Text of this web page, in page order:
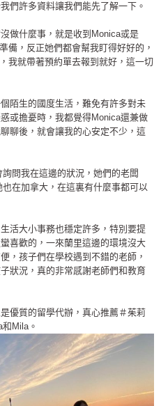
們許多資料讓我們能先了解一下。
做什麼事，就是收到Monica或是
備，反正她們都會幫我盯得好好的，
我就帶著預約單去報到就好，這一切
陌生的國度生活，難免有許多對未
或擔憂時，我都覺得Monica還兼做
聊後，就會讓我的心安定不少，這
問我在這邊的狀況，她們的老闆
在加拿大，在這裏有什麼事都可以
活大小事務也穩定許多，特別要提
喜歡的，一來蘭里這邊的環境沒大
，孩子們在學校遇到不錯的老師，
狀況，真的非常感謝老師們和教育
優質的留學代辦，真心推薦＃茱莉
Mila。